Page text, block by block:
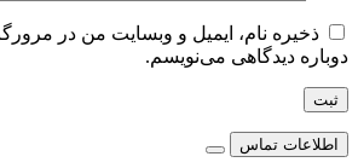
ذخیره نام، ایمیل و وبسایت من در
دوباره دیدگاهی می‌نویسم.
اطلاعات تماس